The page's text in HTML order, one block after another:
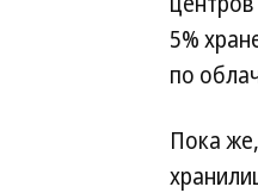
5%
по
Пока